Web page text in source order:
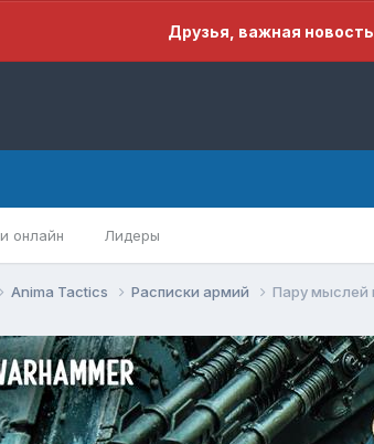
Друзья, важная
онлайн Лидеры
Anima Tactics Расписки армий Пару мыслей